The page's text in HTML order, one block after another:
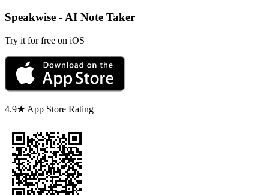
Speakwise - AI Note Taker
Try it for free on iOS
4.9★ App Store Rating